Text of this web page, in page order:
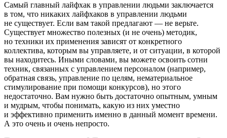
Самый главный лайфхак в управлении людьми заключается
в том, что никаких лайфхаков в управлении людьми
не существует. Если вам такой предлагают — не верьте.
Существует множество полезных (и не очень) методик,
но техники их применения зависят от конкретного
коллектива, которым вы управляете, и от ситуации, в которой
вы находитесь. Иными словами, вы можете освоить сотни
техник, связанных с управлением персоналом (например,
обратная связь, управление по целям, нематериальное
стимулирование при помощи конкурсов), но этого
недостаточно. Вам нужно быть достаточно опытным, умным
и мудрым, чтобы понимать, какую из них уместно
и эффективно применить именно в данный момент времени.
А это очень и очень непросто.